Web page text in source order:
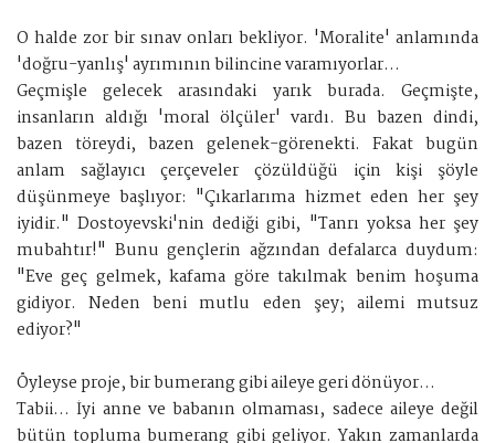
O halde zor bir sınav onları bekliyor. 'Moralite' anlamında
'doğru-yanlış' ayrımının bilincine varamıyorlar...
Geçmişle gelecek arasındaki yarık burada. Geçmişte,
insanların aldığı 'moral ölçüler' vardı. Bu bazen dindi,
bazen töreydi, bazen gelenek-görenekti. Fakat bugün
anlam sağlayıcı çerçeveler çözüldüğü için kişi şöyle
düşünmeye başlıyor: "Çıkarlarıma hizmet eden her şey
iyidir." Dostoyevski'nin dediği gibi, "Tanrı yoksa her şey
mubahtır!" Bunu gençlerin ağzından defalarca duydum:
"Eve geç gelmek, kafama göre takılmak benim hoşuma
gidiyor. Neden beni mutlu eden şey; ailemi mutsuz
ediyor?"
Öyleyse proje, bir bumerang gibi aileye geri dönüyor...
Tabii... İyi anne ve babanın olmaması, sadece aileye değil
bütün topluma bumerang gibi geliyor. Yakın zamanlarda